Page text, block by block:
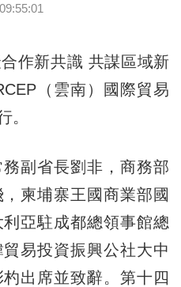
作新共識 共謀區域新
（雲南）國際貿易
。
副省長劉非，商務部
柬埔寨王國商業部國
亞駐成都總領事館總
易投資振興公社大中
出席並致辭。第十四